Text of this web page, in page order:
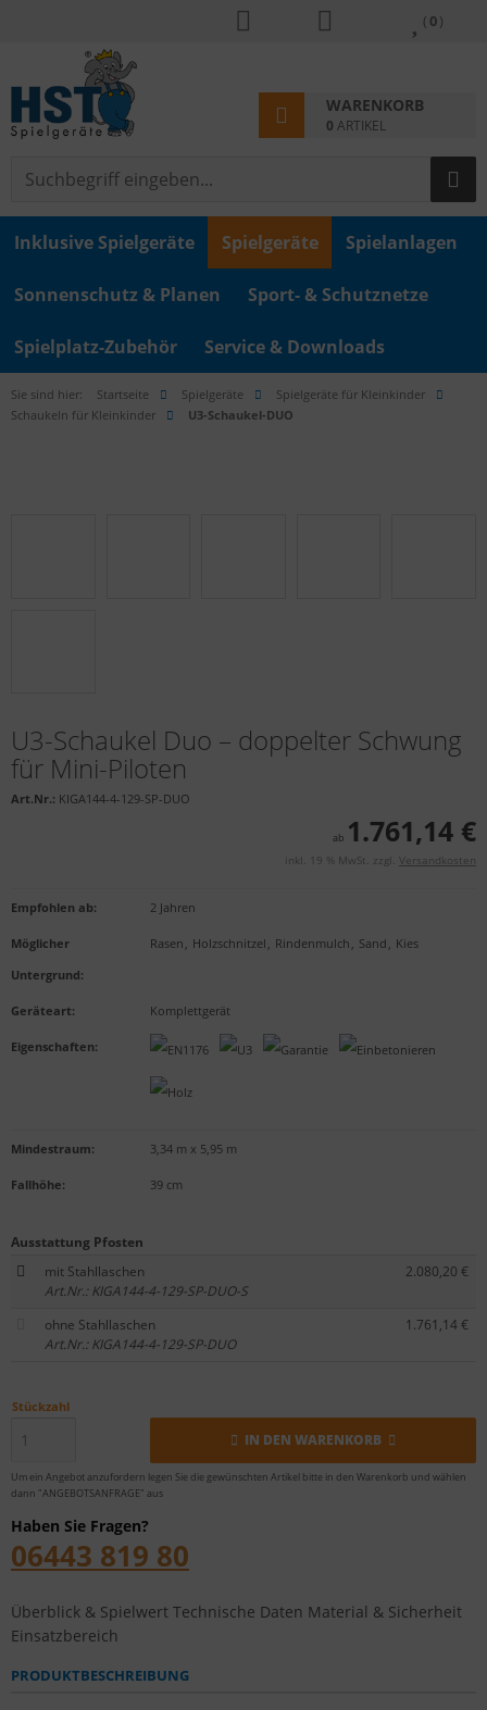
( 0)
WARENKORB
0 ARTIKEL
Inklusive Spielgeräte Spielgeräte Spielanlagen
Sonnenschutz & Planen Sport- & Schutznetze
Spielplatz-Zubehör Service & Downloads
Sie sind hier: Startseite Spielgeräte
Spielgeräte für Kleinkinder
Schaukeln für Kleinkinder
U3-Schaukel-DUO
U3-Schaukel Duo – doppelter Schwung
für Mini-Piloten
Art.Nr.: KIGA144-4-129-SP-DUO
ab 1.761,14 €
inkl. 19 % MwSt. zzgl. Versandkosten
Empfohlen ab: 2 Jahren
Möglicher
Untergrund:
Rasen , Holzschnitzel , Rindenmulch , Sand , Kies
Geräteart: Komplettgerät
Eigenschaften:
Mindestraum: 3,34 m x 5,95 m
Fallhöhe: 39 cm
Ausstattung Pfosten
mit Stahllaschen
2.080,20 €
Art.Nr.: KIGA144-4-129-SP-DUO-S
ohne Stahllaschen
1.761,14 €
Art.Nr.: KIGA144-4-129-SP-DUO
Stückzahl
IN DEN WARENKORB
Um ein Angebot anzufordern legen Sie die gewünschten Artikel bitte in den Warenkorb und wählen
dann "ANGEBOTSANFRAGE" aus
Haben Sie Fragen?
06443 819 80
Überblick & Spielwert Technische Daten Material & Sicherheit
Einsatzbereich
PRODUKTBESCHREIBUNG